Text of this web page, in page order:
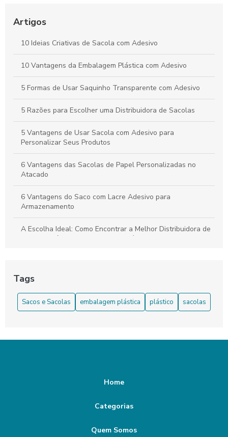
Plásticas para Seu Negócio
Como Escolher Sacolas Personalizadas de Papel para seu
Negócio
Sacolas Personalizadas: Como Escolher e Transformar Sua
Marca
Artigos
10 Ideias Criativas de Sacola com Adesivo
10 Vantagens da Embalagem Plástica com Adesivo
5 Formas de Usar Saquinho Transparente com Adesivo
5 Razões para Escolher uma Distribuidora de Sacolas
5 Vantagens de Usar Sacola com Adesivo para
Personalizar Seus Produtos
6 Vantagens das Sacolas de Papel Personalizadas no
Atacado
6 Vantagens do Saco com Lacre Adesivo para
Armazenamento
A Escolha Ideal: Como Encontrar a Melhor Distribuidora de
Sacolas Plásticas para o Seu Negócio
As Melhores Sacolas de Papel Personalizadas no Atacado:
A Solução Perfeita para a sua Empresa!
Benefícios do Saco Plástico para o Dia a Dia
Como a Indústria de Sacos Plásticos Está Evoluindo em um
Tags
Sacos e Sacolas embalagem plástica plástico sacolas
Home
Categorias
Quem Somos